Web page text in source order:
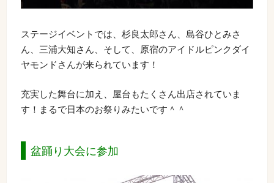
ステージイベントでは、杉良太郎さん、島谷ひとみさ
ん、三浦大知さん、そして、原宿のアイドルピンクダイ
ヤモンドさんが来られています！
充実した舞台に加え、屋台もたくさん出店されていま
す！まるで日本のお祭りみたいです＾＾
盆踊り大会に参加